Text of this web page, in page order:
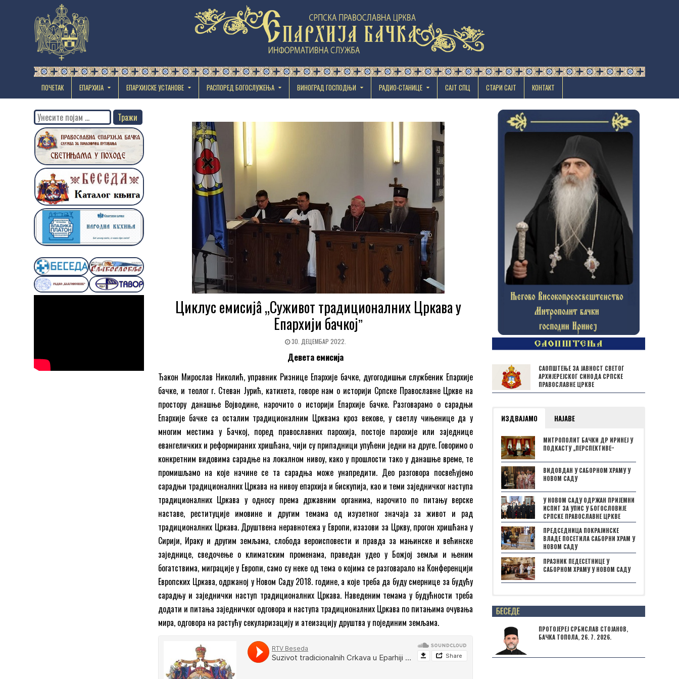
ПОЧЕТАК ЕПАРХИЈА EПАРХИЈСКЕ УСТАНОВЕ РАСПОРЕД БОГОСЛУЖЕЊА ВИНОГРАД ГОСПОДЊИ РАДИО-СТАНИЦЕ САЈТ СПЦ СТАРИ САЈТ КОНТАКТ
Циклус емисијâ „Суживот традиционалних Цркава у
Епархији бачкојˮ
30. ДЕЦЕМБАР 2022.
Девета емисија
Ђакон Мирослав Николић, управник Ризнице Епархије бачке, дугогодишњи службеник Епархије
бачке, и теолог г. Стеван Јурић, катихета, говоре нам о историји Српске Православне Цркве на
простору данашње Војводине, нарочито о историји Епархије бачке. Разговарамо о сарадњи
Епархије бачке са осталим традиционалним Црквама кроз векове, у светлу чињенице да у
многим местима у Бачкој, поред православних парохија, постоје парохије или заједнице
евангеличких и реформираних хришћана, чији су припадници упућени једни на друге. Говоримо о
конкретним видовима сарадње на локалном нивоу, како у прошлости тако у данашње време, те
промишљамо на које начине се та сарадња може унапредити. Део разговора посвећујемо
сарадњи традиционалних Цркава на нивоу епархија и бискупија, као и теми заједничког наступа
традиционалних Цркава у односу према државним органима, нарочито по питању верске
наставе, реституције имовине и другим темама од изузетног значаја за живот и рад
традиционалних Цркава. Друштвена неравнотежа у Европи, изазови за Цркву, прогон хришћана у
Сирији, Ираку и другим земљама, слобода вероисповести и правда за мањинске и већинске
заједнице, сведочење о климатским променама, праведан удео у Божјој земљи и њеним
богатствима, миграције у Европи, само су неке од тема о којима се разговарало на Конференцији
Европских Цркава, одржаној у Новом Саду 2018. године, а које треба да буду смернице за будућу
сарадњу и заједнички наступ традиционалних Цркава. Наведеним темама у будућности треба
додати и питања заједничког одговора и наступа традиционалних Цркава по питањима очувања
мира, одговора на растућу секуларизацију и атеизацију друштва у појединим земљама.
Search
for:
САОПШТЕЊЕ ЗА ЈАВНОСТ СВЕТОГ
АРХИЈЕРЕЈСКОГ СИНОДА СРПСКЕ
ПРАВОСЛАВНЕ ЦРКВЕ
ИЗДВАЈАМО НАЈАВЕ
МИТРОПОЛИТ БАЧКИ ДР ИРИНЕЈ У
ПОДКАСТУ „ПЕРСПЕКТИВЕˮ
ВИДОВДАН У САБОРНОМ ХРАМУ У
НОВОМ САДУ
У НОВОМ САДУ ОДРЖАН ПРИЈЕМНИ
ИСПИТ ЗА УПИС У БОГОСЛОВИЈЕ
СРПСКЕ ПРАВОСЛАВНЕ ЦРКВЕ
ПРЕДСЕДНИЦА ПОКРАЈИНСКЕ
ВЛАДЕ ПОСЕТИЛА САБОРНИ ХРАМ У
НОВОМ САДУ
ПРАЗНИК ПЕДЕСЕТНИЦЕ У
САБОРНОМ ХРАМУ У НОВОМ САДУ
Posts not found
ПРОТОЈЕРЕЈ СРБИСЛАВ СТОЈАНОВ,
БАЧКА ТОПОЛА, 26. 7. 2026.